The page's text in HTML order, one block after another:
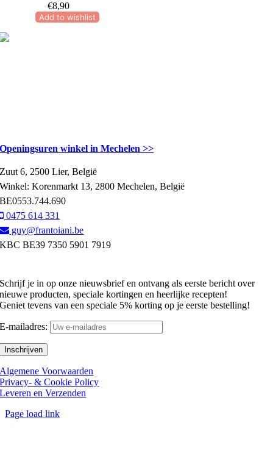
€8,90
Add to wishlist
Openingsuren winkel in Mechelen >>
Zuut 6, 2500 Lier, België
Winkel: Korenmarkt 13, 2800 Mechelen, België
BE0553.744.690
0475 614 331
guy@frantoiani.be
KBC BE39 7350 5901 7919
Schrijf je in op onze nieuwsbrief en ontvang als eerste bericht over
nieuwe producten, speciale kortingen en heerlijke recepten!
Geniet tevens van een speciale 5% korting op je eerste bestelling!
E-mailadres:
Algemene Voorwaarden
Privacy- & Cookie Policy
Leveren en Verzenden
Page load link